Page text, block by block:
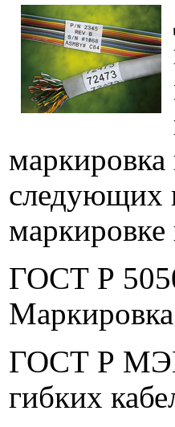
маркировка
следующих
маркировке
ГОСТ Р
ГОСТ Р МЭК
гибких